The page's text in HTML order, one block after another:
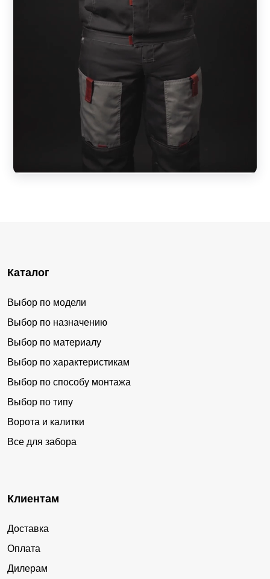
Каталог
Выбор по модели
Выбор по назначению
Выбор по материалу
Выбор по характеристикам
Выбор по способу монтажа
Выбор по типу
Ворота и калитки
Все для забора
Клиентам
Доставка
Оплата
Дилерам